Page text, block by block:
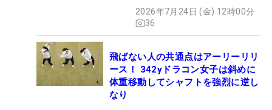
2026年7月24日 (金) 12時00分
36
飛ばない人の共通点はアーリーリリ
ース！ 342yドラコン女子は斜めに
体重移動してシャフトを強烈に逆し
なり